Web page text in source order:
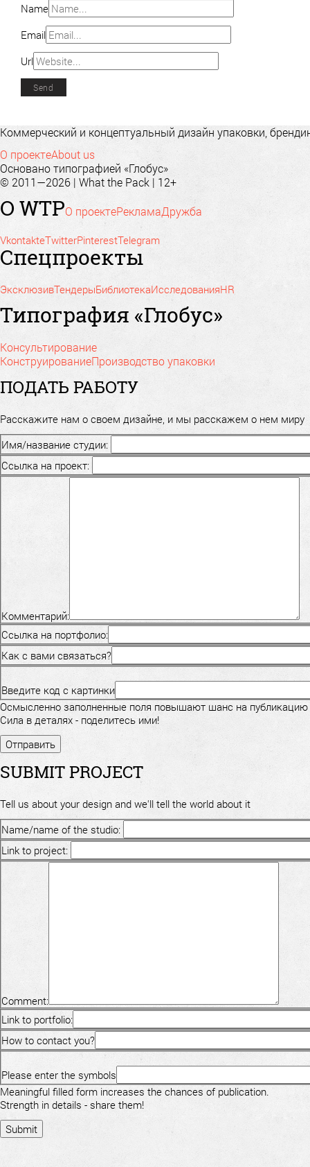
Name
Email
Url
Коммерческий и концептуальный дизайн упаковки,
О проектеAbout us
Основано типографией «Глобус»
© 2011—2026 | What the Pack | 12+
О WTPО проектеРекламаДружба
VkontakteTwitterPinterestTelegram
Спецпроекты
ЭксклюзивТендерыБиблиотекаИсследованияHR
Типография «Глобус»
Консультирование
КонструированиеПроизводство упаковки
ПОДАТЬ РАБОТУ
Расскажите нам о своем дизайне, и мы расскажем о нем миру
Имя/название студии:
Ссылка на проект:
Комментарий:
Ссылка на портфолио:
Как с вами связаться?
Введите код с картинки
Осмысленно заполненные поля повышают шанс на публикацию
Сила в деталях - поделитесь ими!
SUBMIT PROJECT
Tell us about your design and we'll tell the world about it
Name/name of the studio:
Link to project:
Comment:
Link to portfolio:
How to contact you?
Please enter the symbols
Meaningful filled form increases the chances of publication.
Strength in details - share them!